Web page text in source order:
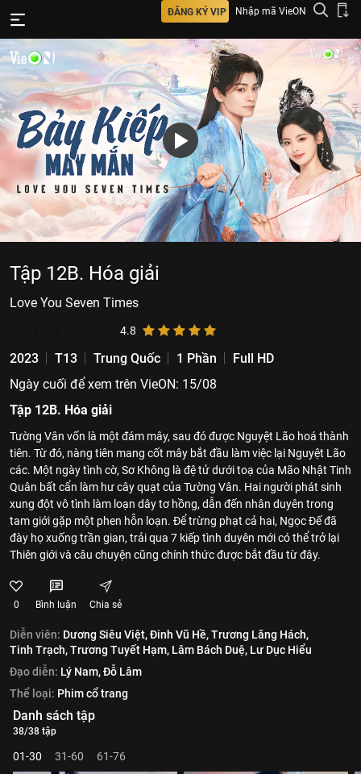
ĐĂNG KÝ VIP Nhập mã VieON
Tập 12B. Hóa giải
Love You Seven Times
4.8
2023 T13 Trung Quốc 1 Phần
Full HD
Ngày cuối để xem trên VieON: 15/08
Tập 12B. Hóa giải
Tường Vân vốn là một đám mây, sau đó được Nguyệt Lão hoá thành
tiên. Từ đó, nàng tiên mang cốt mây bắt đầu làm việc lại Nguyệt Lão
các. Một ngày tình cờ, Sơ Không là đệ tử dưới toạ của Mão Nhật Tinh
Quân bất cẩn làm hư cây quạt của Tường Vân. Hai người phát sinh
xung đột vô tình làm loạn dây tơ hồng, dẫn đến nhân duyên trong
tam giới gặp một phen hỗn loạn. Để trừng phạt cả hai, Ngọc Đế đã
đày họ xuống trần gian, trải qua 7 kiếp tình duyên mới có thể trở lại
Thiên giới và câu chuyện cũng chính thức được bắt đầu từ đây.
0 Bình luận Chia sẻ
Diễn viên: Dương Siêu Việt,Đinh Vũ Hề,Trương Lăng Hách,
Tinh Trạch,Trương Tuyết Hạm, Lâm Bách Duệ, Lư Dục Hiểu
Đạo diễn: Lý Nam,Đỗ Lâm
Thể loại: Phim cổ trang
Danh sách tập
38/38 tập
01-30 31-60 61-76